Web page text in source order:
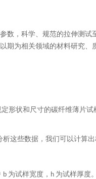
数，科学、规范的拉伸测试
期为相关领域的材料研究、
形状和尺寸的碳纤维薄片
析这些数据，我们可以计算
b 为试样宽度， h 为试样厚度